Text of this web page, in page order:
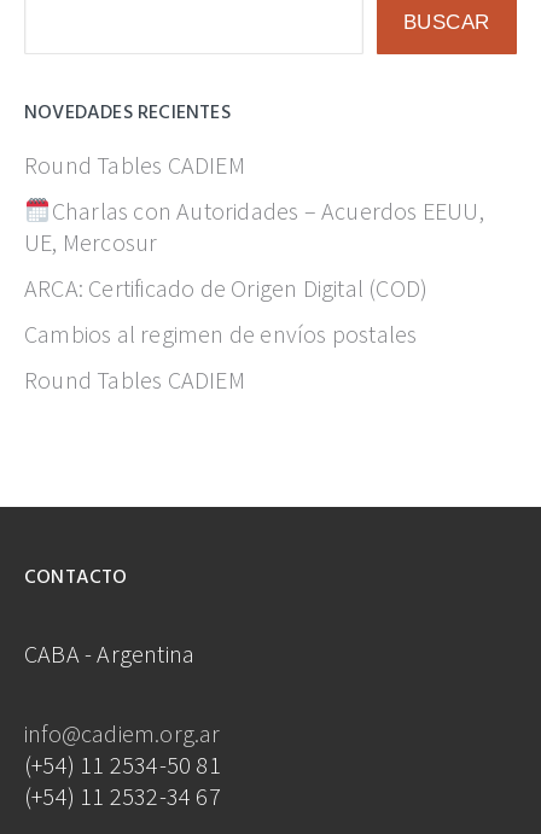
BUSCAR
NOVEDADES RECIENTES
Round Tables CADIEM
Charlas con Autoridades – Acuerdos EEUU,
UE, Mercosur
ARCA: Certificado de Origen Digital (COD)
Cambios al regimen de envíos postales
Round Tables CADIEM
CONTACTO
CABA - Argentina
info@cadiem.org.ar
(+54) 11 2534-50 81
(+54) 11 2532-34 67